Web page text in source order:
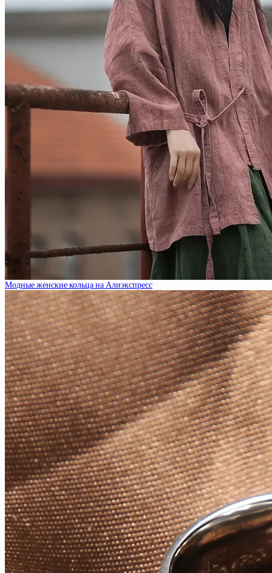
Модные женские кольца на Алиэкспресс